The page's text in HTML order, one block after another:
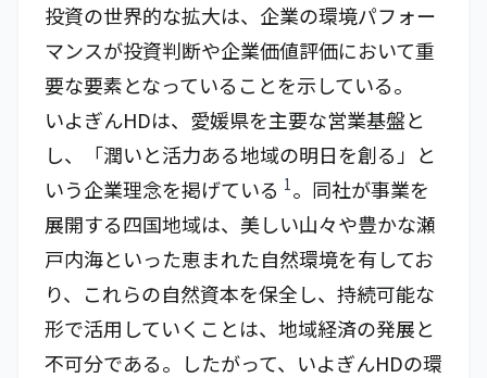
投資の世界的な拡大は、企業の環境パフォー
マンスが投資判断や企業価値評価において重
要な要素となっていることを示している。
いよぎんHDは、愛媛県を主要な営業基盤と
し、「潤いと活力ある地域の明日を創る」と
いう企業理念を掲げている 1。同社が事業を
展開する四国地域は、美しい山々や豊かな瀬
戸内海といった恵まれた自然環境を有してお
り、これらの自然資本を保全し、持続可能な
形で活用していくことは、地域経済の発展と
不可分である。したがって、いよぎんHDの環